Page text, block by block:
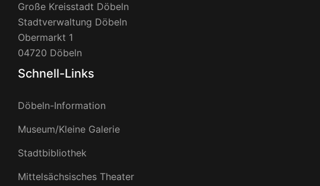
Große Kreisstadt Döbeln
Stadtverwaltung Döbeln
Obermarkt 1
04720 Döbeln
Schnell-Links
Döbeln-Information
Museum/Kleine Galerie
Stadtbibliothek
Mittelsächsisches Theater